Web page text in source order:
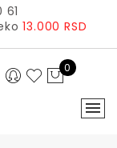
61
13.000 RSD
0